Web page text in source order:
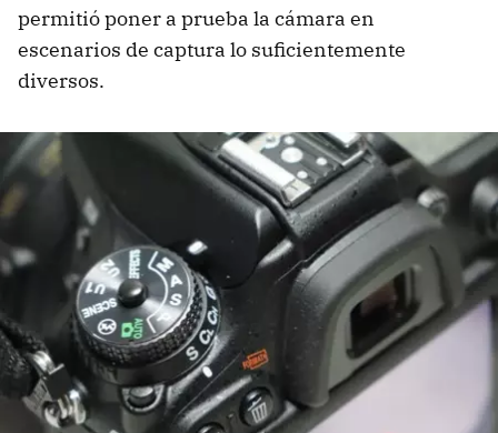
permitió poner a prueba la cámara en
escenarios de captura lo suficientemente
diversos.